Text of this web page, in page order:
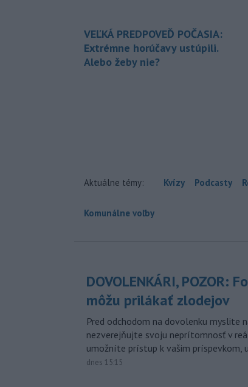
VEĽKÁ PREDPOVEĎ POČASIA:
Extrémne horúčavy ustúpili.
Alebo žeby nie?
Aktuálne témy: Kvízy Podcasty
Komunálne voľby
DOVOLENKÁRI, POZOR:
môžu prilákať zlodejov
Pred odchodom na dovolenku myslite
nezverejňujte svoju neprítomnosť v
umožníte prístup k vašim príspevkom,
dnes 15:15